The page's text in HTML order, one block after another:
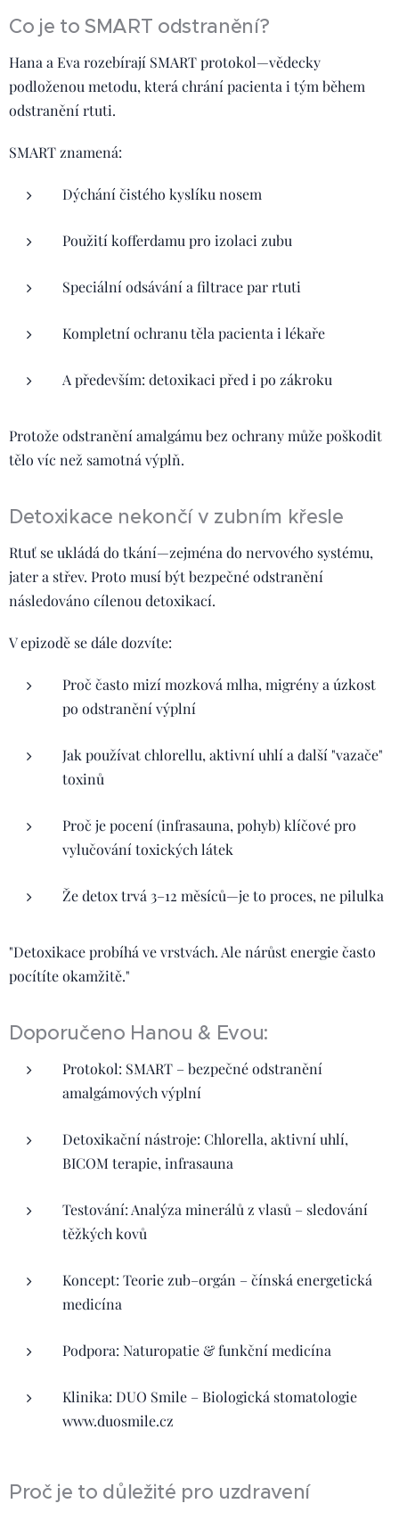
Co je to SMART odstranění?
Hana a Eva rozebírají SMART protokol—vědecky
podloženou metodu, která chrání pacienta i tým během
odstranění rtuti.
SMART znamená:
Dýchání čistého kyslíku nosem
Použití kofferdamu pro izolaci zubu
Speciální odsávání a filtrace par rtuti
Kompletní ochranu těla pacienta i lékaře
A především: detoxikaci před i po zákroku
Protože odstranění amalgámu bez ochrany může poškodit
tělo víc než samotná výplň.
Detoxikace nekončí v zubním křesle
Rtuť se ukládá do tkání—zejména do nervového systému,
jater a střev. Proto musí být bezpečné odstranění
následováno cílenou detoxikací.
V epizodě se dále dozvíte:
Proč často mizí mozková mlha, migrény a úzkost
po odstranění výplní
Jak používat chlorellu, aktivní uhlí a další "vazače"
toxinů
Proč je pocení (infrasauna, pohyb) klíčové pro
vylučování toxických látek
Že detox trvá 3–12 měsíců—je to proces, ne pilulka
"Detoxikace probíhá ve vrstvách. Ale nárůst energie často
pocítíte okamžitě."
Doporučeno Hanou & Evou:
Protokol: SMART – bezpečné odstranění
amalgámových výplní
Detoxikační nástroje: Chlorella, aktivní uhlí,
BICOM terapie, infrasauna
Testování: Analýza minerálů z vlasů – sledování
těžkých kovů
Koncept: Teorie zub–orgán – čínská energetická
medicína
Podpora: Naturopatie & funkční medicína
Klinika: DUO Smile – Biologická stomatologie
www.duosmile.cz
Proč je to důležité pro uzdravení